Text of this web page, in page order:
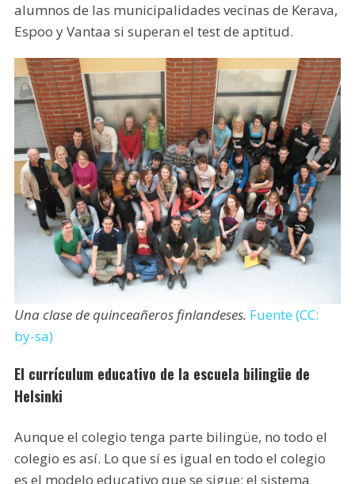
alumnos de las municipalidades vecinas de Kerava,
Espoo y Vantaa si superan el test de aptitud.
Una clase de quinceañeros finlandeses. Fuente (CC:
by-sa)
El currículum educativo de la escuela bilingüe de
Helsinki
Aunque el colegio tenga parte bilingüe, no todo el
colegio es así. Lo que sí es igual en todo el colegio
es el modelo educativo que se sigue: el sistema